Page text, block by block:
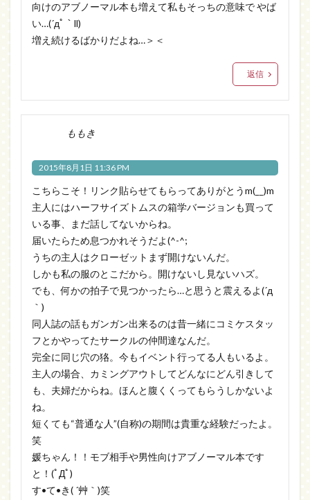
向けのアブノーマル本も増えて私もそっちの意味で やば
い…(´дﾟ｀ll)
増え続けるばかりだよね…＞＜
返信
ももき
2015年8月1日 11:36 PM
こちらこそ！リンク貼らせてもらってありがとうm(__)m
主人にはハーフサイズトムスの箱学バージョンも買って
いる事、まだ話してないからね。
届いたらため息つかれそうだよ(^-^;
うちの主人はクローゼットまず開けないんだ。
しかも私の服のとこだから。開けないし見ないハズ。
でも、何かの拍子で見つかったら…と思うと震えるよ(´д
｀)
同人誌の話もガンガン出来るのは昔一緒にコミケスタッ
フとかやってたサークルの仲間達なんだ。
完全に同じ穴の狢。今もイベント行ってる人もいるよ。
主人の場合、カミングアウトしてどんなにどん引きして
も、夫婦だからね。ほんと腹くくってもらうしかないよ
ね。
短くても“普通な人”(自称)の期間は貴重な経験だったよ。
笑
媛ちゃん！！モブ相手や男性向けアブノーマル本です
と！(ﾟДﾟ)
す•て•き( ´艸｀)笑